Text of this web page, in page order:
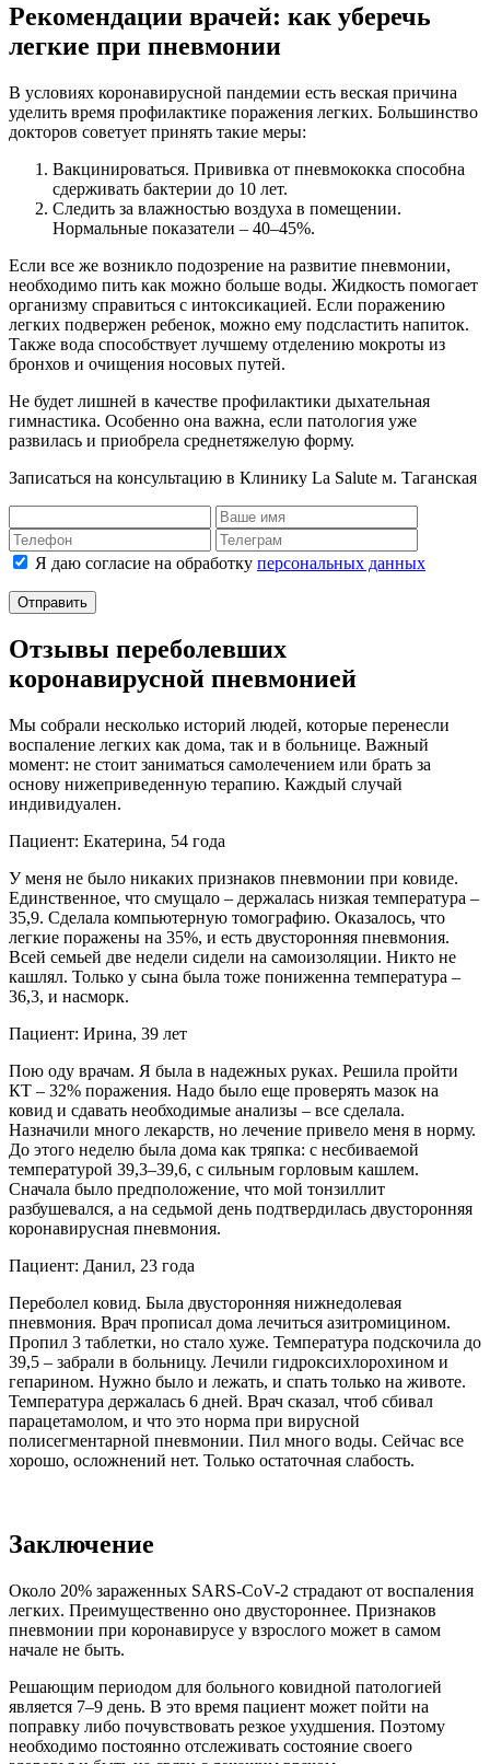
Рекомендации врачей: как уберечь
легкие при пневмонии
В условиях коронавирусной пандемии есть веская причина
уделить время профилактике поражения легких. Большинство
докторов советует принять такие меры:
Вакцинироваться. Прививка от пневмококка способна
сдерживать бактерии до 10 лет.
Следить за влажностью воздуха в помещении.
Нормальные показатели – 40–45%.
Если все же возникло подозрение на развитие пневмонии,
необходимо пить как можно больше воды. Жидкость помогает
организму справиться с интоксикацией. Если поражению
легких подвержен ребенок, можно ему подсластить напиток.
Также вода способствует лучшему отделению мокроты из
бронхов и очищения носовых путей.
Не будет лишней в качестве профилактики дыхательная
гимнастика. Особенно она важна, если патология уже
развилась и приобрела среднетяжелую форму.
Записаться на консультацию в Клинику La Salute м. Таганская
Я даю согласие на обработку персональных данных
Отправить
Отзывы переболевших
коронавирусной пневмонией
Мы собрали несколько историй людей, которые перенесли
воспаление легких как дома, так и в больнице. Важный
момент: не стоит заниматься самолечением или брать за
основу нижеприведенную терапию. Каждый случай
индивидуален.
Пациент: Екатерина, 54 года
У меня не было никаких признаков пневмонии при ковиде.
Единственное, что смущало – держалась низкая температура –
35,9. Сделала компьютерную томографию. Оказалось, что
легкие поражены на 35%, и есть двусторонняя пневмония.
Всей семьей две недели сидели на самоизоляции. Никто не
кашлял. Только у сына была тоже пониженна температура –
36,3, и насморк.
Пациент: Ирина, 39 лет
Пою оду врачам. Я была в надежных руках. Решила пройти
КТ – 32% поражения. Надо было еще проверять мазок на
ковид и сдавать необходимые анализы – все сделала.
Назначили много лекарств, но лечение привело меня в норму.
До этого неделю была дома как тряпка: с несбиваемой
температурой 39,3–39,6, с сильным горловым кашлем.
Сначала было предположение, что мой тонзиллит
разбушевался, а на седьмой день подтвердилась двусторонняя
коронавирусная пневмония.
Пациент: Данил, 23 года
Переболел ковид. Была двусторонняя нижнедолевая
пневмония. Врач прописал дома лечиться азитромицином.
Пропил 3 таблетки, но стало хуже. Температура подскочила до
39,5 – забрали в больницу. Лечили гидроксихлорохином и
гепарином. Нужно было и лежать, и спать только на животе.
Температура держалась 6 дней. Врач сказал, чтоб сбивал
парацетамолом, и что это норма при вирусной
полисегментарной пневмонии. Пил много воды. Сейчас все
хорошо, осложнений нет. Только остаточная слабость.
Заключение
Около 20% зараженных SARS-CoV-2 страдают от воспаления
легких. Преимущественно оно двустороннее. Признаков
пневмонии при коронавирусе у взрослого может в самом
начале не быть.
Решающим периодом для больного ковидной патологией
является 7–9 день. В это время пациент может пойти на
поправку либо почувствовать резкое ухудшения. Поэтому
необходимо постоянно отслеживать состояние своего